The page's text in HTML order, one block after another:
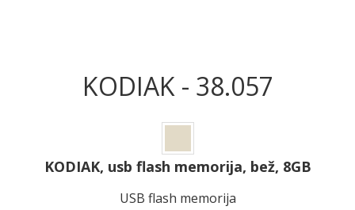
KODIAK - 38.057
KODIAK, usb flash memorija, bež, 8GB
USB flash memorija